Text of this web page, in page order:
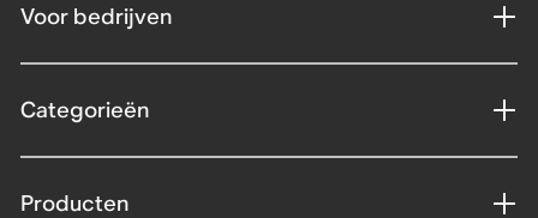
Voor bedrijven
Categorieën
Producten